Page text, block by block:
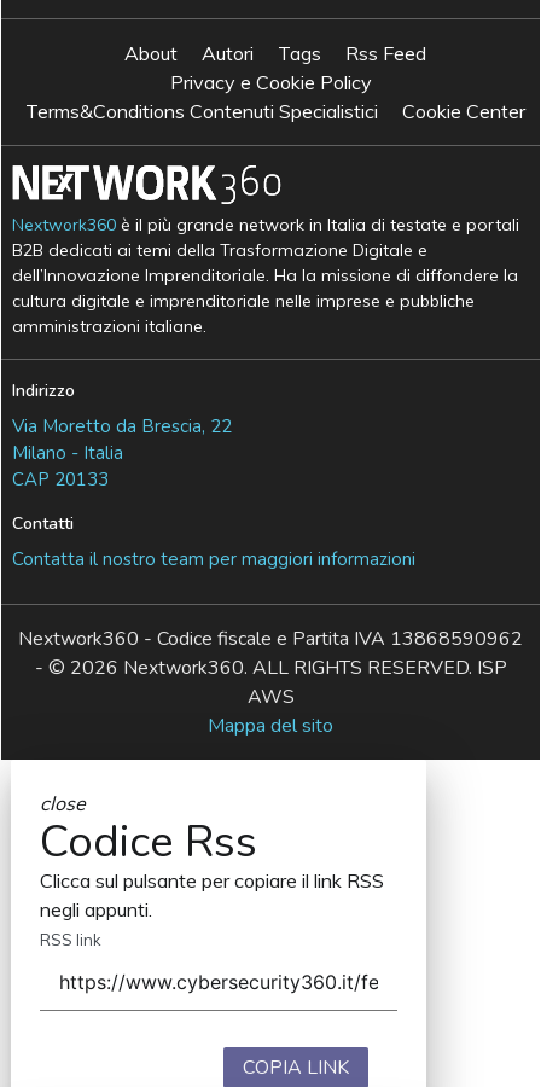
About Autori Tags
Rss Feed
Privacy e Cookie Policy
Terms&Conditions Contenuti Specialistici
Cookie Center
Nextwork360 è il più grande network in Italia di testate e portali
B2B dedicati ai temi della Trasformazione Digitale e
dell’Innovazione Imprenditoriale. Ha la missione di diffondere la
cultura digitale e imprenditoriale nelle imprese e pubbliche
amministrazioni italiane.
Indirizzo
Via Moretto da Brescia, 22
Milano - Italia
CAP 20133
Contatti
Contatta il nostro team per maggiori informazioni
Nextwork360 - Codice fiscale e Partita IVA 13868590962
- © 2026 Nextwork360. ALL RIGHTS RESERVED. ISP
AWS
Mappa del sito
close
Codice Rss
Clicca sul pulsante per copiare il link RSS
negli appunti.
RSS link
COPIA LINK